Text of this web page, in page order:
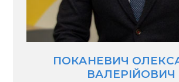
ПОКАНЕВИЧ
ВАЛЕРІЙОВИЧ